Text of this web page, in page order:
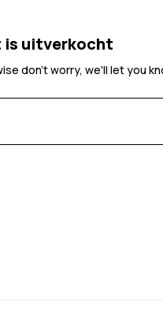
is uitverkocht
don't worry, we'll let you